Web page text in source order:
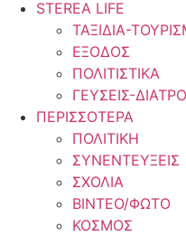
STEREA LIFE
ΤΑΞΙΔΙΑ-
ΕΞΟΔΟΣ
ΠΟΛΙΤΙΣΤΙΚΑ
ΓΕΥΣΕΙΣ-
ΠΕΡΙΣΣΟΤΕΡΑ
ΠΟΛΙΤΙΚΗ
ΣΥΝΕΝΤΕΥΞΕΙΣ
ΣΧΟΛΙΑ
ΒΙΝΤΕΟ/ΦΩΤΟ
ΚΟΣΜΟΣ